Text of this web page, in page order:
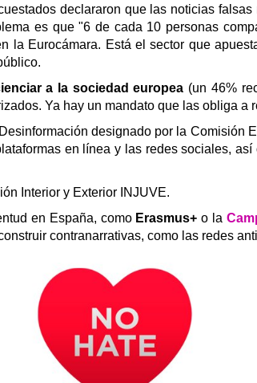
declararon que las noticias
es que "6 de cada 10 personas
la Eurocámara. Está el sector que
a la sociedad europea (un 46%
Ya hay un mandato que las obliga a
designado por la Comisión
en línea y las redes sociales,
Interior y Exterior INJUVE.
en España, como Erasmus+ o la
contranarrativas, como las redes